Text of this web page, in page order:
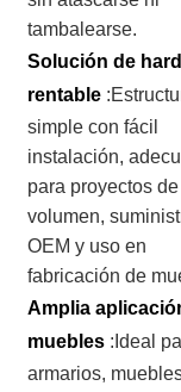
tambalearse.
Solución de
rentable
simple con fácil
instalación,
para proyectos
volumen,
OEM y uso en
fabricación de
Amplia
muebles :Ideal
armarios,